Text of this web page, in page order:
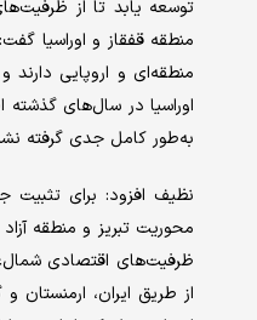
توسعه یابد تا از
منطقه قفقاز و اوراسیا
منطقه‌ای و اروپایی
اوراسیا در سال‌های گذشته
به‌طور کامل جدی گرفته
نظیف افزود: برای تثبیت
محوریت تبریز و منطقه
ظرفیت‌های اقتصادی
از طریق ایران،